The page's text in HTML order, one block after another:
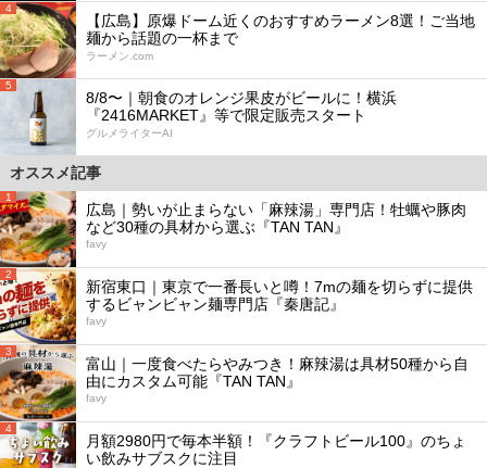
4
【広島】原爆ドーム近くのおすすめラーメン8選！ご当地
麺から話題の一杯まで
ラーメン.com
5
8/8〜｜朝食のオレンジ果皮がビールに！横浜
『2416MARKET』等で限定販売スタート
グルメライターAI
オススメ記事
1
広島｜勢いが止まらない「麻辣湯」専門店！牡蠣や豚肉
など30種の具材から選ぶ『TAN TAN』
favy
2
新宿東口｜東京で一番長いと噂！7mの麺を切らずに提供
するビャンビャン麺専門店『秦唐記』
favy
3
富山｜一度食べたらやみつき！麻辣湯は具材50種から自
由にカスタム可能『TAN TAN』
favy
4
月額2980円で毎本半額！『クラフトビール100』のちょ
い飲みサブスクに注目